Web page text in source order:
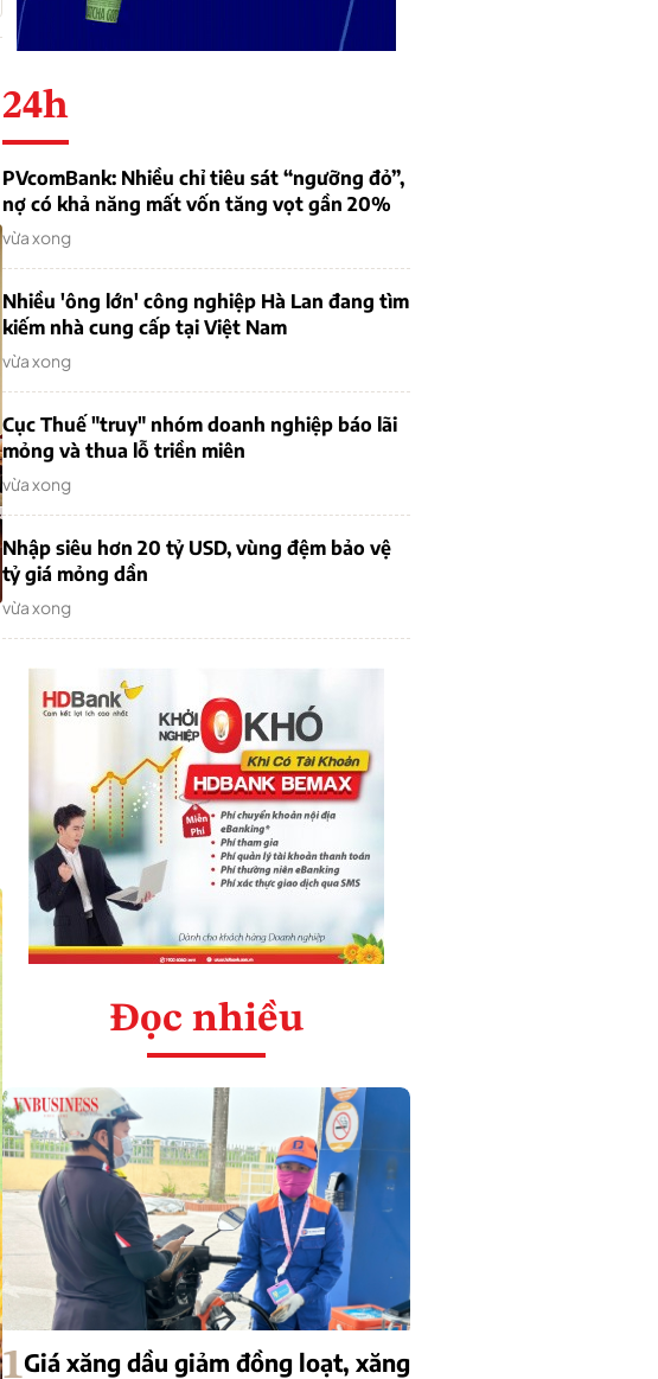
24h
PVcomBank: Nhiều chỉ tiêu sát “ngưỡng đỏ”,
nợ có khả năng mất vốn tăng vọt gần 20%
vừa xong
Nhiều 'ông lớn' công nghiệp Hà Lan đang tìm
kiếm nhà cung cấp tại Việt Nam
vừa xong
Cục Thuế "truy" nhóm doanh nghiệp báo lãi
mỏng và thua lỗ triền miên
vừa xong
Nhập siêu hơn 20 tỷ USD, vùng đệm bảo vệ
tỷ giá mỏng dần
vừa xong
Đọc nhiều
1Giá xăng dầu giảm đồng loạt, xăng